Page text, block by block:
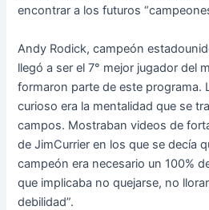
encontrar a los futuros
Andy Rodick, campeón
llegó a ser el 7° mejor jugador del
formaron parte de este programa.
curioso era la mentalidad que se
campos. Mostraban videos de
de JimCurrier en los que se decía
campeón era necesario un 100%
que implicaba no quejarse, no
debilidad”.